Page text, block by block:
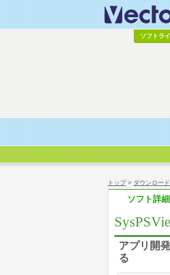
トップ> ダウンロード
ソフト詳細
アプリ開
る
ソフトラ